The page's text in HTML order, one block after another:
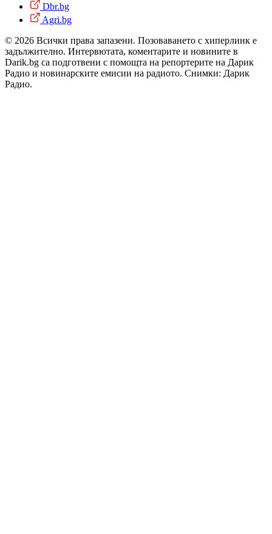
Dbr.bg
Agri.bg
© 2026 Всички права запазени. Позоваването с хиперлинк е
задължително. Интервютата, коментарите и новините в
Darik.bg са подготвени с помощта на репортерите на Дарик
Радио и новинарските емисии на радиото. Снимки: Дарик
Радио.